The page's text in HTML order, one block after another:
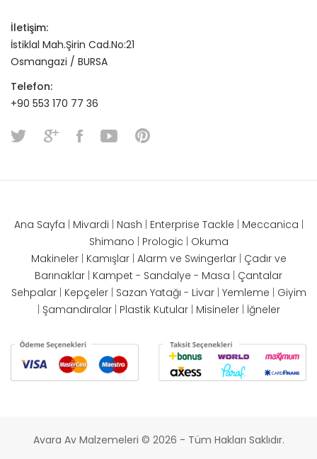
İletişim:
İstiklal Mah.Şirin Cad.No:21
Osmangazi / BURSA
Telefon:
+90 553 170 77 36
Ana Sayfa Mivardi Nash Enterprise Tackle Meccanica
Shimano
Prologic
Okuma
Makineler| Kamışlar| Alarm ve Swingerlar| Çadır ve
Barınaklar Kampet - Sandalye - Masa
Çantalar
Sehpalar| Kepçeler| Sazan Yatağı - Livar| Yemleme
Giyim
Şamandıralar| Plastik Kutular| Misineler| İğneler
Avara Av Malzemeleri © 2026 - Tüm Hakları Saklıdır.